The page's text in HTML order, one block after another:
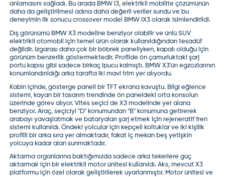
anlamasını sağladı. Bu arada BMW i3, elektrikli mobilite çözümünün
daha da geliştirilmesi adına daha değerli veriler sundu ve bu
deneyimin ilk sonucu crossover model BMW iX3 olarak isimlendirildi.
Dış görünümü BMW X3 modeline benziyor olabilir ve ünlü SUV
elektrikli otomobil için temel ürün olarak kullanıldığından tesadüf
değildir. Izgarası daha çok bir böbrek paneliyken, kapalı olduğu için
görünüm benzerlik göstermektedir. Profilde ön çamurluktaki şarj
portu kapısı gibi sadece birkaç ipucu kalmıştı. BMW X3'ün egzozlarının
konumlandırıldığı arka tarafta iki mavi trim yer alıyordu.
Kabin içinde, gösterge paneli bir TFT ekrana kavuştu. Bilgi eğlence
sistemi, kayan bir tasarım trendinde ön paneldeki orta konsolun
üzerinde görev alıyor. Vites seçici de X3 modelinde yer alana
benziyor. Araç, seçiciyi "D" konumundan "B" konumuna getirerek
arabayı yavaşlatmak ve bataryaları şarj etmek için rejeneratif fren
sistemi kullanıldı. Öndeki yolcular için kepçeli koltuklar ve iki kişilik
profilli bir arka sıra yer almaktadır, fakat iç mekan beş yetişkin
yolcuya kadar alan sunmaktadır.
Aktarma organlarına baktığımızda sadece arka tekerlere güç
aktarmak için bir elektrikli motor ünitesi kullanıldı. Aks, mevcut X3
platformu için özel olarak geliştirilerek uyarlanmıştır. Motor ünitesi ve